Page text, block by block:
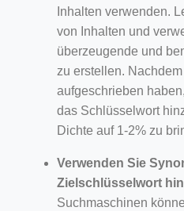
Inhalten verwenden.
von Inhalten und
überzeugende und
zu erstellen.
aufgeschrieben
das Schlüsselwort
Dichte auf 1-2% zu
Verwenden Sie
Zielschlüsselwort
Suchmaschinen